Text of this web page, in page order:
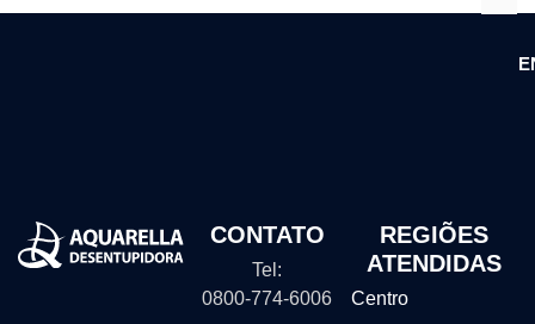
CONTATO
Tel:
0800-774-6006
REGIÕES
ATENDIDAS
Centro